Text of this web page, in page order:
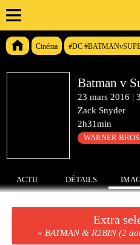
Cinéma #DC
23 mars 2016 |
Zack Snyder
2h31min
WARNER
ACTU DÉTAILS
Extra
« BATMAN & R2BIN (2